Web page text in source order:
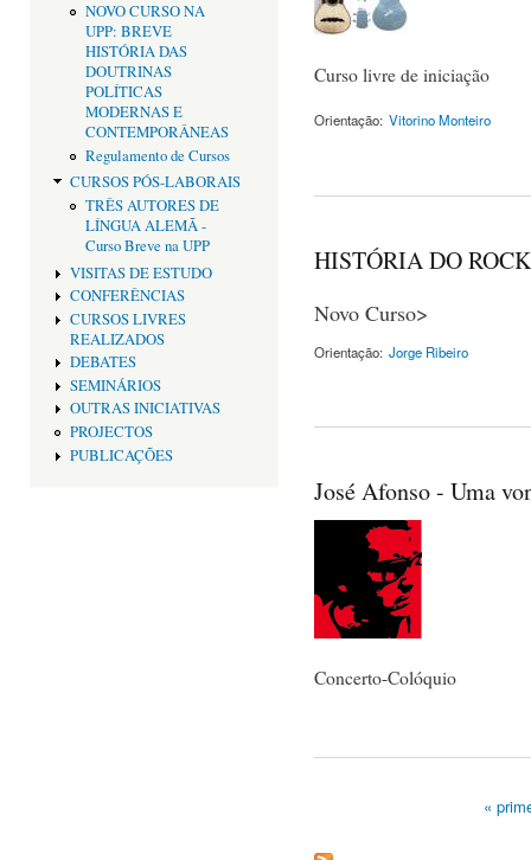
NOVO CURSO NA
UPP: BREVE
HISTÓRIA DAS
DOUTRINAS
POLÍTICAS
MODERNAS E
CONTEMPORÂNEAS
Regulamento de Cursos
CURSOS PÓS-LABORAIS
TRÊS AUTORES DE
LÍNGUA ALEMÃ -
Curso Breve na UPP
VISITAS DE ESTUDO
CONFERÊNCIAS
CURSOS LIVRES
REALIZADOS
DEBATES
SEMINÁRIOS
OUTRAS INICIATIVAS
PROJECTOS
PUBLICAÇÕES
Curso livre de iniciação
Orientação: Vitorino Monteiro
HISTÓRIA DO ROCK
Novo Curso>
Orientação: Jorge Ribeiro
José Afonso - Uma
Concerto-Colóquio
«